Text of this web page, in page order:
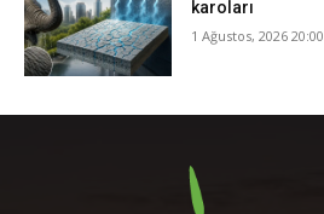
karoları
1 Ağustos, 2026 20:00